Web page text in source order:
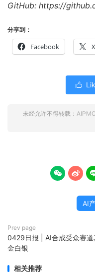
GitHub: https://
分享到：
Facebook X

未经允许不得转载：
 
AI
Prev page
0429日报 | AI合成受众赛道
金白银
相关推荐